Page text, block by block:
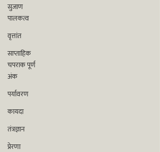
सुजाण
पालकत्व
वृत्तांत
साप्ताहिक
चपराक पूर्ण
अंक
पर्यावरण
कायदा
तंत्रज्ञान
प्रेरणा